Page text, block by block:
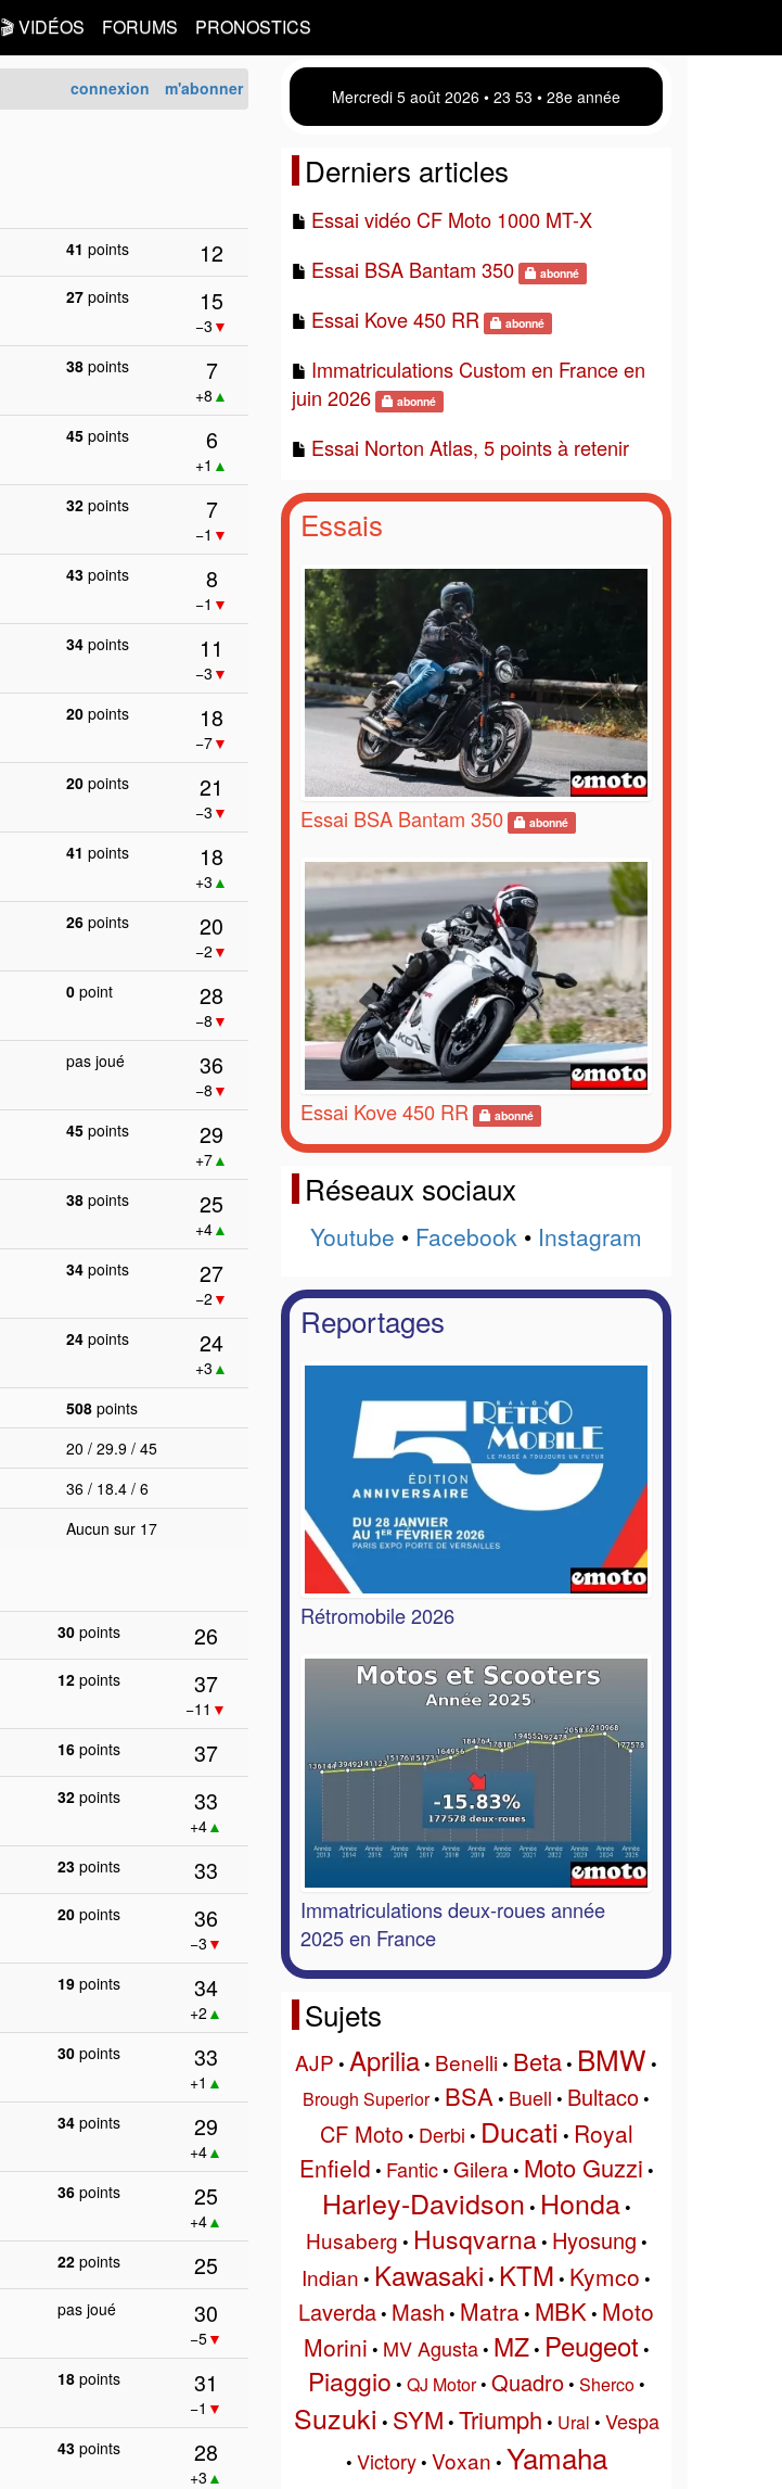
🎬 VIDÉOS FORUMS PRONOSTICS
connexion m'abonner
41 points 12
27 points 15
−3 ▼
38 points 7
+8 ▲
45 points 6
+1 ▲
32 points 7
−1 ▼
43 points 8
−1 ▼
34 points 11
−3 ▼
20 points 18
−7▼
20 points 21
−3 ▼
41 points 18
+3 ▲
26 points 20
−2 ▼
0 point 28
−8 ▼
pas joué 36
−8 ▼
45 points 29
+7▲
38 points 25
+4▲
34 points 27
−2 ▼
24 points 24
+3 ▲
508 points
20 / 29.9 / 45
36 / 18.4 / 6
Aucun sur 17
30 points 26
12 points 37
−11 ▼
16 points 37
32 points 33
+4▲
23 points 33
20 points 36
−3 ▼
19 points 34
+2 ▲
30 points 33
+1 ▲
34 points 29
+4▲
36 points 25
+4▲
22 points 25
pas joué 30
−5▼
18 points 31
−1 ▼
43 points 28
+3 ▲
Mercredi 5 août 2026 • 23:53 • 28e année
Derniers articles
Essai vidéo CF Moto 1000 MT-X
Essai BSA Bantam 350
abonné
Essai Kove 450 RR abonné
Immatriculations Custom en France en
juin 2026
abonné
Essai Norton Atlas, 5 points à retenir
Essais
Essai BSA Bantam 350 abonné
Essai Kove 450 RR abonné
Réseaux sociaux
Youtube • Facebook • Instagram
Reportages
Rétromobile 2026
Immatriculations deux-roues année
2025 en France
Sujets
AJP • Aprilia• Benelli• Beta• BMW •
Brough Superior• BSA • Buell • Bultaco•
CF Moto• Derbi • Ducati • Royal
Enfield • Fantic• Gilera • Moto Guzzi •
Harley-Davidson • Honda•
Husaberg • Husqvarna• Hyosung •
Indian • Kawasaki • KTM • Kymco •
Laverda• Mash • Matra• MBK • Moto
Morini • MV Agusta• MZ• Peugeot •
Piaggio • QJ Motor• Quadro• Sherco•
Suzuki • SYM • Triumph • Ural • Vespa
• Victory• Voxan • Yamaha